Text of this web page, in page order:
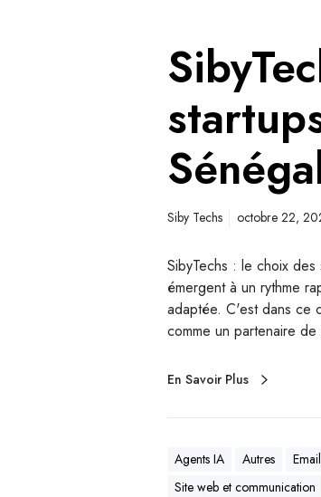
Siby Techs octobre 22,
SibyTechs : le choix
émergent à un rythme
adaptée. C'est dans ce
comme un partenaire
En Savoir Plus
Agents IA Autres
Site web et communication